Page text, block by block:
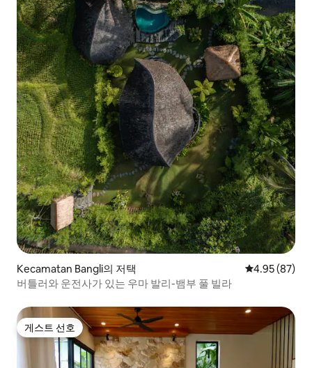
Kecamatan Bangli의 저택 평점 4.95점(5
4.95 (87)
버틀러와 운전사가 있는 우마 발리-뱀부 풀 빌라
게스트 선호
게스트 선호